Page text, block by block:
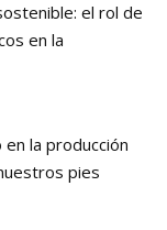
el rol de
en la
la producción
pies